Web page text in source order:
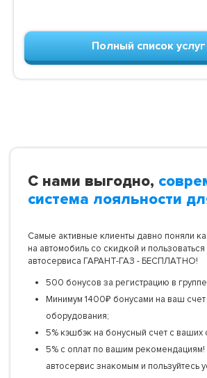
Полный список услуг
С нами выгодно,
система лояльности
Самые активные клиенты давно поняли
на автомобиль со скидкой и пользоваться
автосервиса ГАРАНТ-ГАЗ - БЕСПЛАТНО!
500 бонусов за регистрацию в
Минимум 1400₽ бонусами на ваш счет
оборудования;
5% кэшбэк на бонусный счет с ваших
5% с оплат по вашим
автосервис знакомым и пользуйтесь